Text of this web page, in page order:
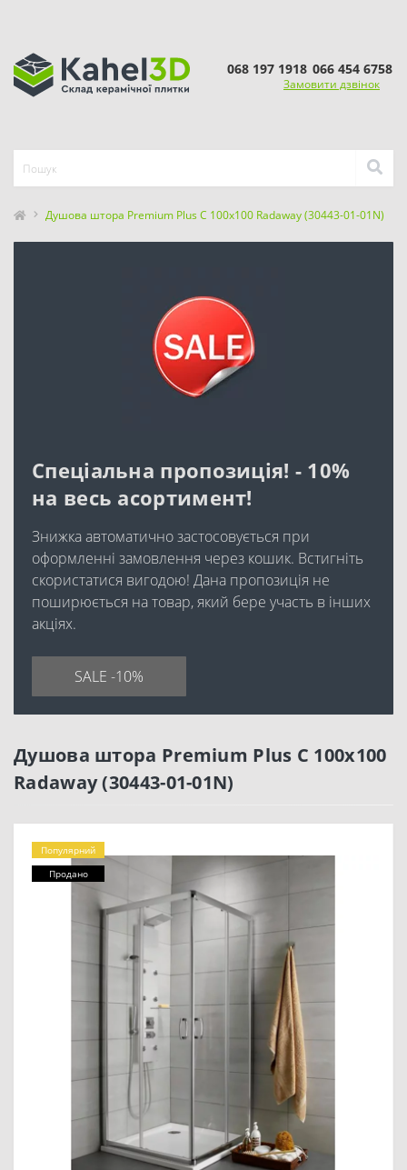
068 197 1918 066 454 6758
Замовити дзвінок
Душова штора Premium Plus C 100x100 Radaway (30443-01-01N)
Спеціальна пропозиція! - 10%
на весь асортимент!
Знижка автоматично застосовується при
оформленні замовлення через кошик. Встигніть
скористатися вигодою! Дана пропозиція не
поширюється на товар, який бере участь в інших
акціях.
SALE -10%
Душова штора Premium Plus C 100x100
Radaway (30443-01-01N)
Популярний
Продано